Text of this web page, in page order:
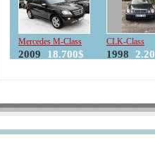
Mercedes M-Class
2009 18.700$
CLK-Class
1998